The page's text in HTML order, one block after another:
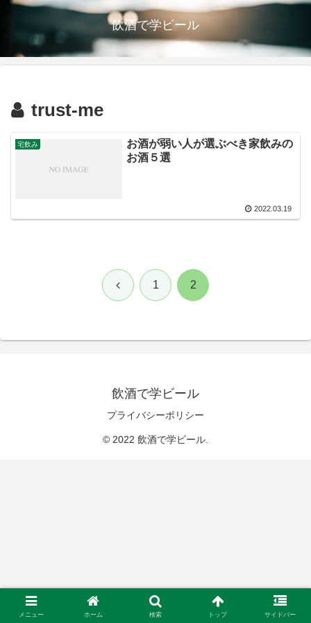
飲酒で学ビール
trust-me
宅飲み
お酒が弱い人が選ぶべき家飲みの
お酒５選
2022.03.19
前 1 2
飲酒で学ビール
プライバシーポリシー
© 2022 飲酒で学ビール.
メニュー ホーム 検索 トップ サイドバー